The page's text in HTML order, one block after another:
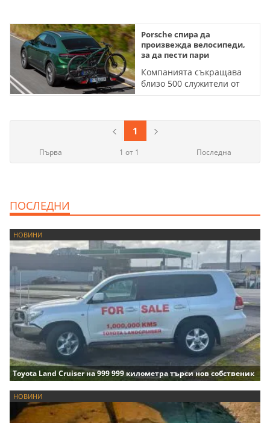
Porsche спира да
произвежда велосипеди,
за да пести пари
Компанията съкращава
близо 500 служители от
1 от 1 Последна
1
Първа
ПОСЛЕДНИ
НОВИНИ
Toyota Land Cruiser на 999 999 километра търси нов собственик
НОВИНИ